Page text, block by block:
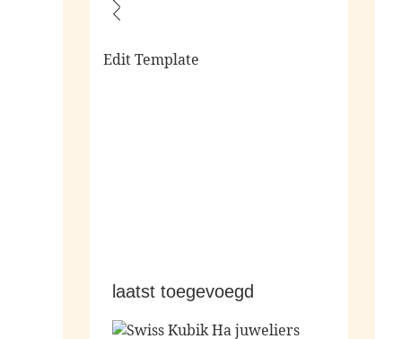
Edit Template
laatst toegevoegd